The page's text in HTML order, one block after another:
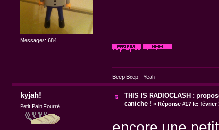
Messages: 684
Beep Beep - Yeah
kyjah!
Petit Pain Fourré
THIS IS RADIOCLASH :
caniche ! «Réponse #17 le: février